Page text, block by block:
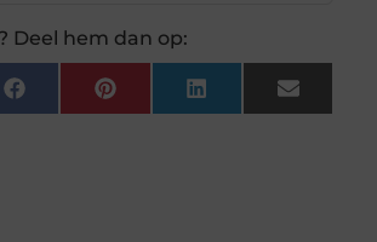
Deel hem dan op:
FacebookPinterestLinkedInEmail